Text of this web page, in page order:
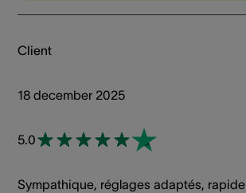
Client
18 december 2025
5.0
Sympathique, réglages adaptés, rapide